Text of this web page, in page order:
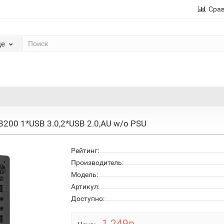
1*USB 3.0,2*USB 2.0,AU w/o PSU
Рейтинг:
Производитель:
Модель:
Артикул:
Доступно: